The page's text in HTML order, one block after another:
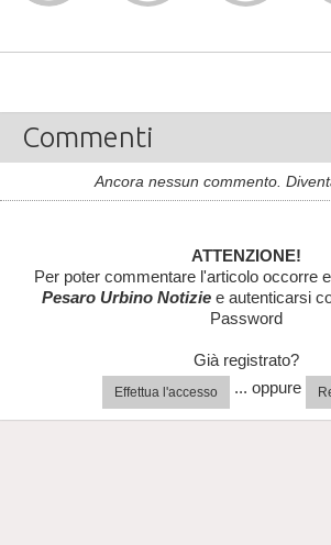
Commenti
Ancora nessun commento.
ATTENZIONE!
Per poter commentare l'articolo occorre
Pesaro Urbino Notiziee autenticarsi
Password
Già registrato?
Effettua l'accesso ... oppure